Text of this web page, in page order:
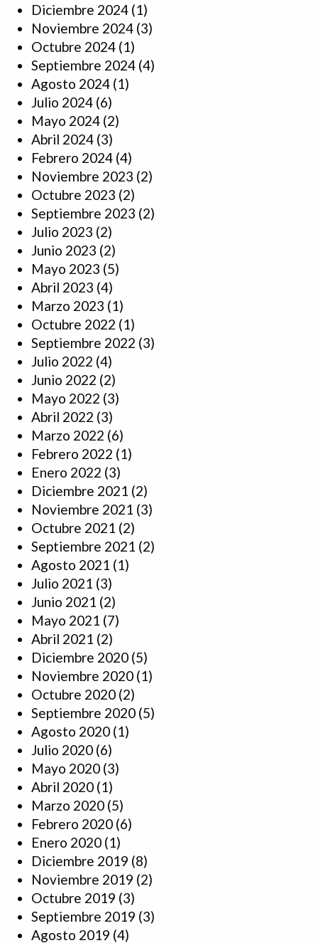
Diciembre 2024 (1)
Noviembre 2024 (3)
Octubre 2024 (1)
Septiembre 2024 (4)
Agosto 2024 (1)
Julio 2024 (6)
Mayo 2024 (2)
Abril 2024 (3)
Febrero 2024 (4)
Noviembre 2023 (2)
Octubre 2023 (2)
Septiembre 2023 (2)
Julio 2023 (2)
Junio 2023 (2)
Mayo 2023 (5)
Abril 2023 (4)
Marzo 2023 (1)
Octubre 2022 (1)
Septiembre 2022 (3)
Julio 2022 (4)
Junio 2022 (2)
Mayo 2022 (3)
Abril 2022 (3)
Marzo 2022 (6)
Febrero 2022 (1)
Enero 2022 (3)
Diciembre 2021 (2)
Noviembre 2021 (3)
Octubre 2021 (2)
Septiembre 2021 (2)
Agosto 2021 (1)
Julio 2021 (3)
Junio 2021 (2)
Mayo 2021 (7)
Abril 2021 (2)
Diciembre 2020 (5)
Noviembre 2020 (1)
Octubre 2020 (2)
Septiembre 2020 (5)
Agosto 2020 (1)
Julio 2020 (6)
Mayo 2020 (3)
Abril 2020 (1)
Marzo 2020 (5)
Febrero 2020 (6)
Enero 2020 (1)
Diciembre 2019 (8)
Noviembre 2019 (2)
Octubre 2019 (3)
Septiembre 2019 (3)
Agosto 2019 (4)